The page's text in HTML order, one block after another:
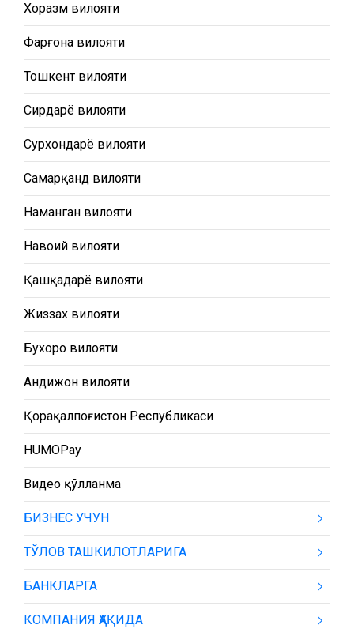
Хоразм вилояти
Фарғона вилояти
Тошкент вилояти
Сирдарё вилояти
Сурхондарё вилояти
Самарқанд вилояти
Наманган вилояти
Навоий вилояти
Қашқадарё вилояти
Жиззах вилояти
Бухоро вилояти
Андижон вилояти
Қорақалпоғистон Республикаси
HUMOPay
Видео қўлланма
БИЗНЕС УЧУН
ТЎЛОВ ТАШКИЛОТЛАРИГА
БАНКЛАРГА
КОМПАНИЯ ҲАҚИДА